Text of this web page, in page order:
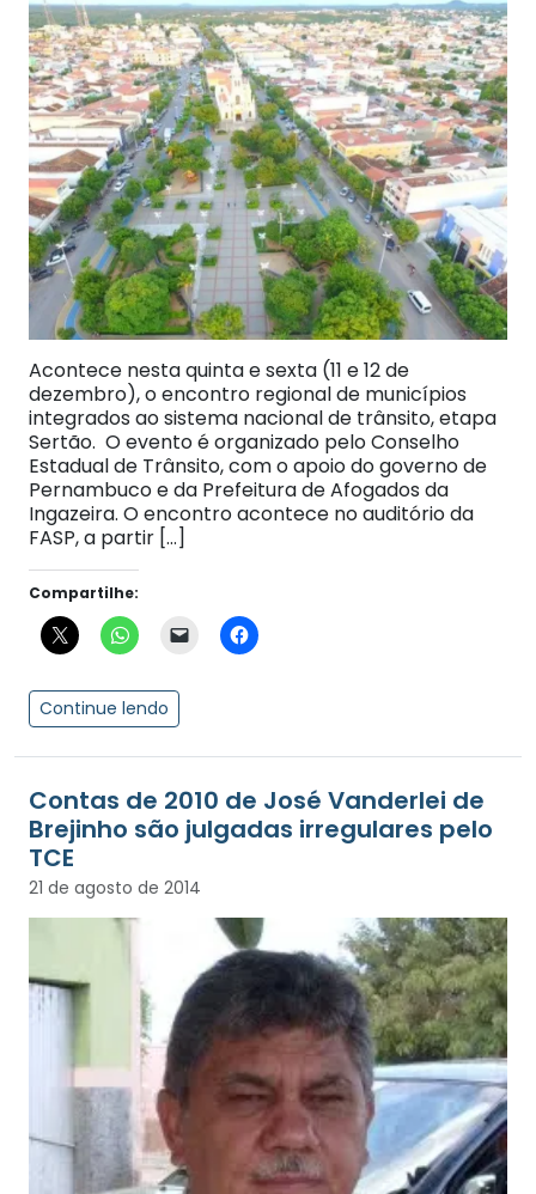
Acontece nesta quinta e sexta (11 e 12 de
dezembro), o encontro regional de municípios
integrados ao sistema nacional de trânsito, etapa
Sertão. O evento é organizado pelo Conselho
Estadual de Trânsito, com o apoio do governo de
Pernambuco e da Prefeitura de Afogados da
Ingazeira. O encontro acontece no auditório da
FASP, a partir […]
Compartilhe:
Continue lendo
Contas de 2010 de José Vanderlei de
Brejinho são julgadas irregulares pelo
TCE
21 de agosto de 2014